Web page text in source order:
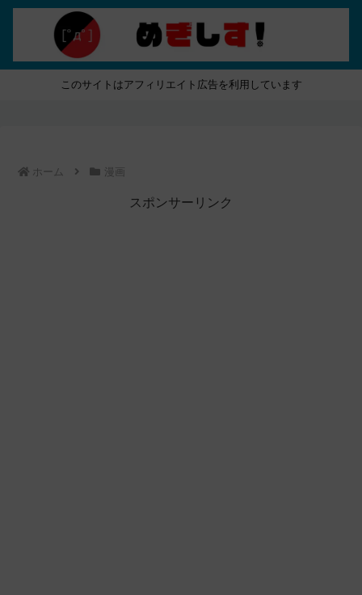
このサイトはアフィリエイト広告を利用しています
ホーム 漫画
スポンサーリンク